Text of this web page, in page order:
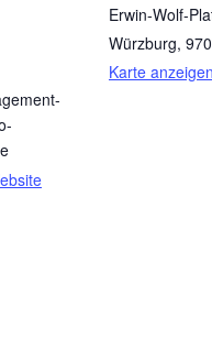
Erwin-Wolf-
Würzburg,
Karte anzeigen